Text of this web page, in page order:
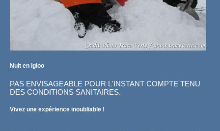
Nuit en igloo
PAS ENVISAGEABLE POUR L'INSTANT COMPTE TENU
DES CONDITIONS SANITAIRES.
Vivez une expérience inoubliable !